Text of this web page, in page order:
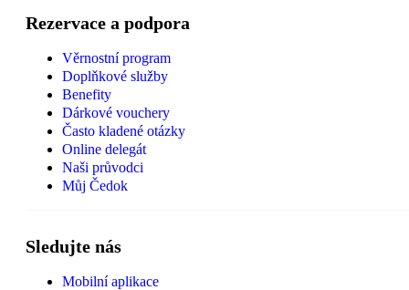
Rezervace a podpora
Věrnostní program
Doplňkové služby
Benefity
Dárkové vouchery
Často kladené otázky
Online delegát
Naši průvodci
Můj Čedok
Sledujte nás
Mobilní aplikace